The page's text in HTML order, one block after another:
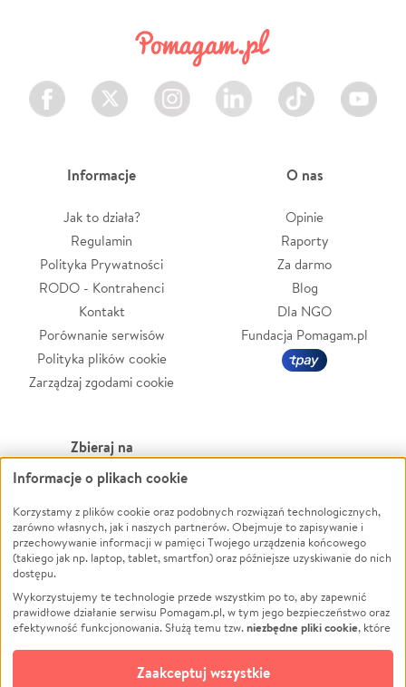
Facebook Twitter Instagram LinkedIn TikTok Youtube
Informacje
Jak to działa?
Regulamin
Polityka Prywatności
RODO - Kontrahenci
Kontakt
Porównanie serwisów
Polityka plików cookie
Zarządzaj zgodami cookie
O nas
Opinie
Raporty
Za darmo
Blog
Dla NGO
Fundacja Pomagam.pl
Zbieraj na
Leczenie
Zwierzęta
Pożar
Ukraina
Pomoc Finansowa
Projekty
Pogrzeb
Społeczność lokalna
Powódź
Wichura
NGO
Edukacja
Podróż
Impreza
Ochrona środowiska
Informacje o plikach cookie
Korzystamy z plików cookie oraz podobnych rozwiązań technologicznych,
zarówno własnych, jak i naszych partnerów. Obejmuje to zapisywanie i
przechowywanie informacji w pamięci Twojego urządzenia końcowego
(takiego jak np. laptop, tablet, smartfon) oraz późniejsze uzyskiwanie do nich
dostępu.
Wykorzystujemy te technologie przede wszystkim po to, aby zapewnić
prawidłowe działanie serwisu Pomagam.pl, w tym jego bezpieczeństwo oraz
efektywność funkcjonowania. Służą temu tzw.niezbędne pliki cookie, które
opcjonalnych plików cookie
technologii do celów analitycznych i retargetingowych. Możesz wyrazić
Zaakceptuj wszystkie